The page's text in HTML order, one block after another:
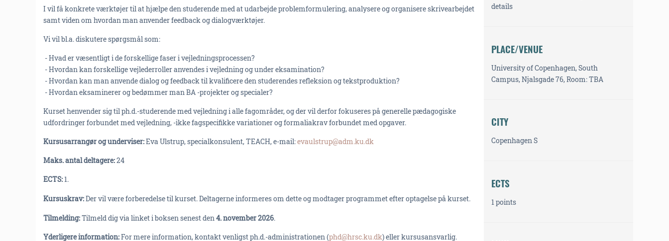
I vil få konkrete værktøjer til at hjælpe den studerende med at udarbejde problemformulering, analysere og organisere skrivearbejdet
samt viden om hvordan man anvender feedback og dialogværktøjer.
Vi vil bl.a. diskutere spørgsmål som:
- Hvad er væsentligt i de forskellige faser i vejledningsprocessen?
- Hvordan kan forskellige vejlederroller anvendes i vejledning og under eksamination?
- Hvordan kan man anvende dialog og feedback til kvalificere den studerendes refleksion og tekstproduktion?
- Hvordan eksaminerer og bedømmer man BA -projekter og specialer?
Kurset henvender sig til ph.d.-studerende med vejledning i alle fagområder, og der vil derfor fokuseres på generelle pædagogiske
udfordringer forbundet med vejledning, -ikke fagspecifikke variationer og formaliakrav forbundet med opgaver.
Kursusarrangør og underviser:Eva Ulstrup, specialkonsulent, TEACH, e-mail:evaulstrup@adm.ku.dk
Maks. antal deltagere:24
ECTS:1.
Kursuskrav:Der vil være forberedelse til kurset. Deltagerne informeres om dette og modtager programmet efter optagelse på kurset.
Tilmelding:Tilmeld dig via linket i boksen senest den4. november 2026.
Yderligere information:For mere information, kontakt venligst ph.d.-administrationen (phd@hrsc.ku.dk) eller kursusansvarlig.
details
PLACE/VENUE
University of Copenhagen, South
Campus, Njalsgade 76, Room: TBA
CITY
Copenhagen S
ECTS
1 points